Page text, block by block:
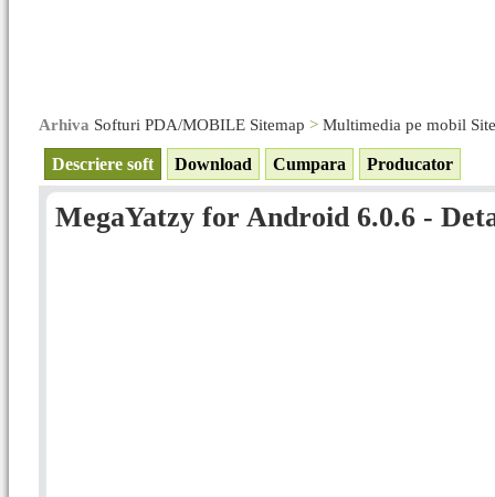
Arhiva Softuri PDA/MOBILE Sitemap > Multimedia pe mobil
Descriere soft Download Cumpara Producator
MegaYatzy for Android 6.0.6 -